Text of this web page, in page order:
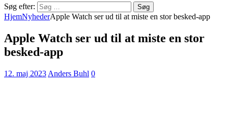
Søg efter:
HjemNyhederApple Watch ser ud til at miste en stor besked-app
Apple Watch ser ud til at miste en stor
besked-app
12. maj 2023 Anders Buhl 0